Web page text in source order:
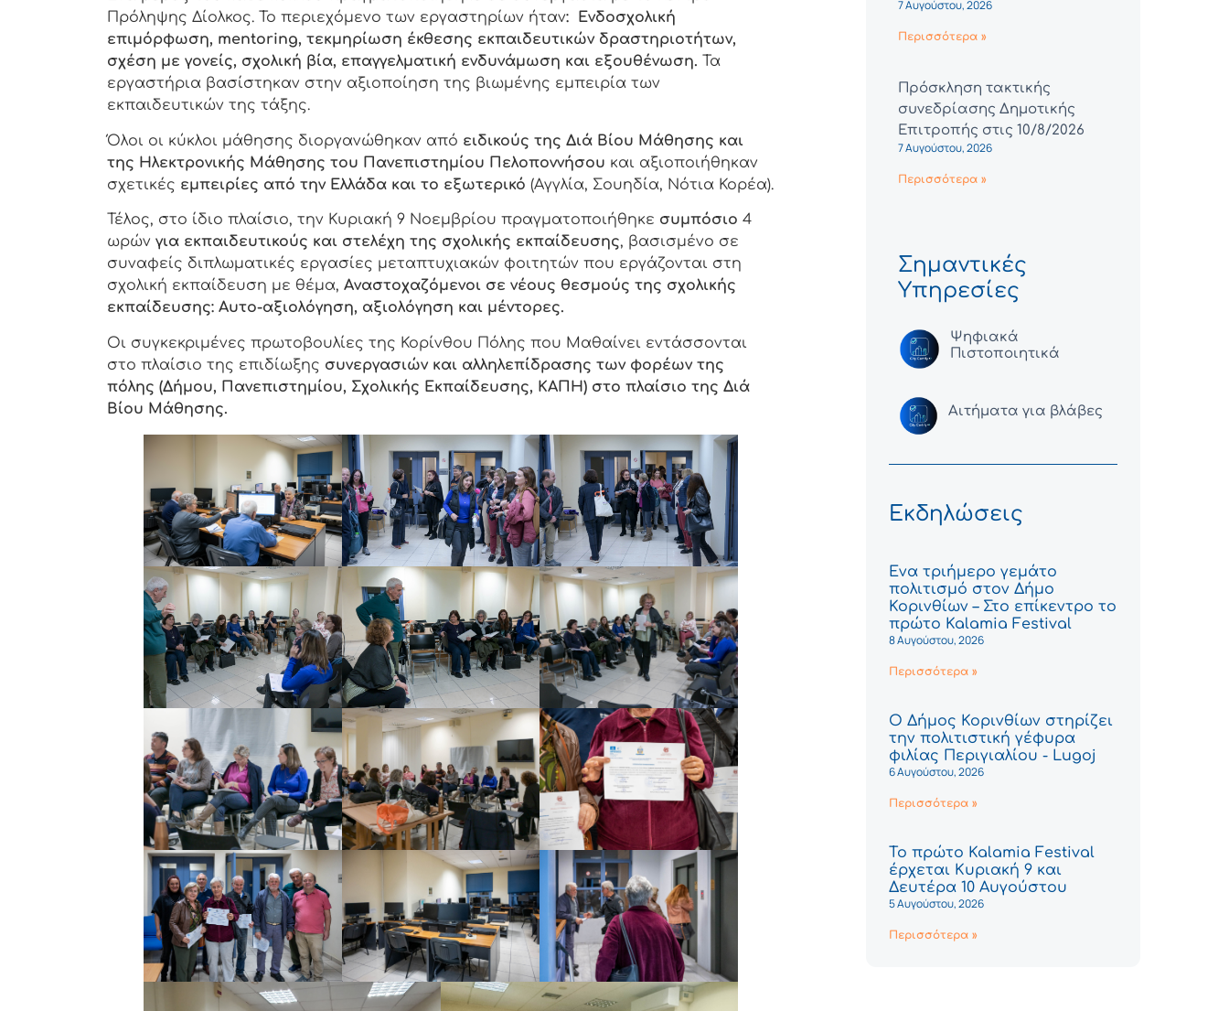
Πρόληψης Δίολκος. Το περιεχόμενο των εργαστηρίων ήταν: Ενδοσχολική
επιμόρφωση, mentoring, τεκμηρίωση έκθεσης εκπαιδευτικών δραστηριοτήτων,
σχέση με γονείς, σχολική βία, επαγγελματική ενδυνάμωση και εξουθένωση.
Τα
εργαστήρια βασίστηκαν στην αξιοποίηση της βιωμένης εμπειρία των
εκπαιδευτικών της τάξης.
Όλοι οι κύκλοι μάθησης διοργανώθηκαν από ειδικούς της Διά Βίου Μάθησης και
της Ηλεκτρονικής Μάθησης του Πανεπιστημίου Πελοποννήσου και αξιοποιήθηκαν
σχετικές εμπειρίες από την Ελλάδα και το εξωτερικό (Αγγλία, Σουηδία, Νότια Κορέα).
Τέλος, στο ίδιο πλαίσιο, την Κυριακή 9 Νοεμβρίου πραγματοποιήθηκε συμπόσιο 4
ωρών για εκπαιδευτικούς και στελέχη της σχολικής εκπαίδευσης, βασισμένο σε
συναφείς διπλωματικές εργασίες μεταπτυχιακών φοιτητών που εργάζονται στη
σχολική εκπαίδευση με θέμα, Aναστοχαζόμενοι σε νέους θεσμούς της σχολικής
εκπαίδευσης: Αυτο-αξιολόγηση, αξιολόγηση και μέντορες.
Οι συγκεκριμένες πρωτοβουλίες της Κορίνθου Πόλης που Μαθαίνει εντάσσονται
στο πλαίσιο της επιδίωξης συνεργασιών και αλληλεπίδρασης των φορέων της
πόλης (Δήμου, Πανεπιστημίου, Σχολικής Εκπαίδευσης, ΚΑΠΗ) στο πλαίσιο της Διά
Βίου Μάθησης.
7 Αυγούστου, 2026
Περισσότερα »
Πρόσκληση τακτικής
συνεδρίασης Δημοτικής
Επιτροπής στις 10/8/2026
7 Αυγούστου, 2026
Περισσότερα »
Σημαντικές
Υπηρεσίες
Ψηφιακά
Πιστοποιητικά
Αιτήματα για βλάβες
Εκδηλώσεις
Ένα τριήμερο γεμάτο
πολιτισμό στον Δήμο
Κορινθίων – Στο επίκεντρο το
πρώτο Kalamia Festival
8 Αυγούστου, 2026
Περισσότερα »
Ο Δήμος Κορινθίων στηρίζει
την πολιτιστική γέφυρα
φιλίας Περιγιαλίου - Lugoj
6 Αυγούστου, 2026
Περισσότερα »
Το πρώτο Kalamia Festival
έρχεται Κυριακή 9 και
Δευτέρα 10 Αυγούστου
5 Αυγούστου, 2026
Περισσότερα »